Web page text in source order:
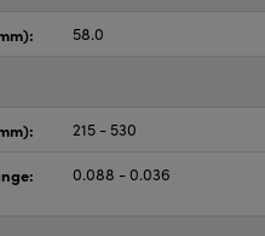
58.0
215 - 530
0.088 - 0.036